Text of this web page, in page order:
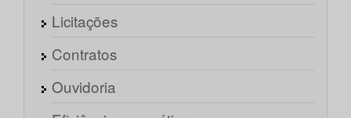
Licitações
Contratos
Ouvidoria